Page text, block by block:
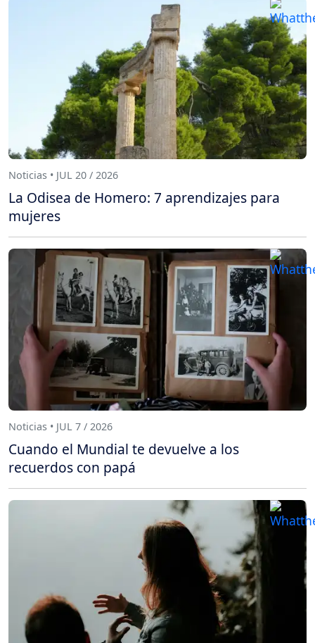
Noticias • JUL 20 / 2026
La Odisea de Homero: 7 aprendizajes para
mujeres
Noticias • JUL 7 / 2026
Cuando el Mundial te devuelve a los
recuerdos con papá